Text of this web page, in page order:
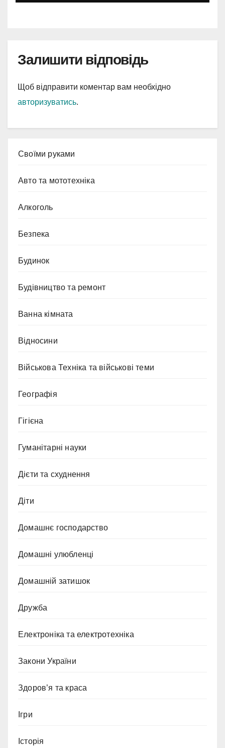
Залишити відповідь
Щоб відправити коментар вам необхідно
авторизуватись.
Cвоїми руками
Авто та мототехніка
Алкоголь
Безпека
Будинок
Будівництво та ремонт
Ванна кімната
Відносини
Військова Техніка та військові теми
Географія
Гігієна
Гуманітарні науки
Дієти та схуднення
Діти
Домашнє господарство
Домашні улюбленці
Домашній затишок
Дружба
Електроніка та електротехніка
Закони України
Здоров’я та краса
Ігри
Історія